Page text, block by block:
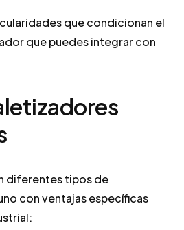
que condicionan el
que puedes integrar con
diferentes tipos de
con ventajas específicas